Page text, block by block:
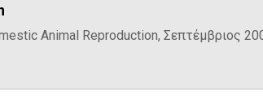
Animal Reproduction, Σεπτέμβριος